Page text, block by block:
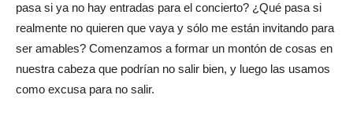
pasa si ya no hay entradas para el concierto? ¿Qué pasa si
realmente no quieren que vaya y sólo me están invitando para
ser amables? Comenzamos a formar un montón de cosas en
nuestra cabeza que podrían no salir bien, y luego las usamos
como excusa para no salir.